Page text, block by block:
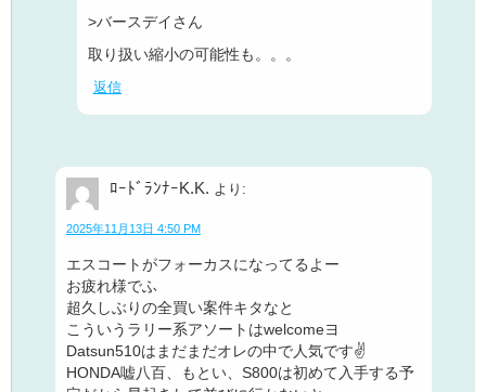
>バースデイさん
取り扱い縮小の可能性も。。。
返信
ﾛｰﾄﾞﾗﾝﾅｰK.K. より:
2025年11月13日 4:50 PM
エスコートがフォーカスになってるよー
お疲れ様でふ
超久しぶりの全買い案件キタなと
こういうラリー系アソートはwelcomeヨ
Datsun510はまだまだオレの中で人気です✌️
HONDA嘘八百、もとい、S800は初めて入手する予